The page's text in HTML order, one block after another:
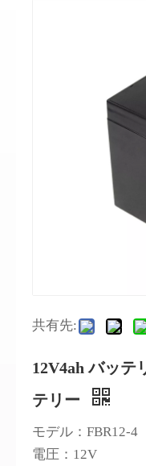
共有先:
12V4ah バッテ
テリー
モデル：FBR12-4
電圧：12V